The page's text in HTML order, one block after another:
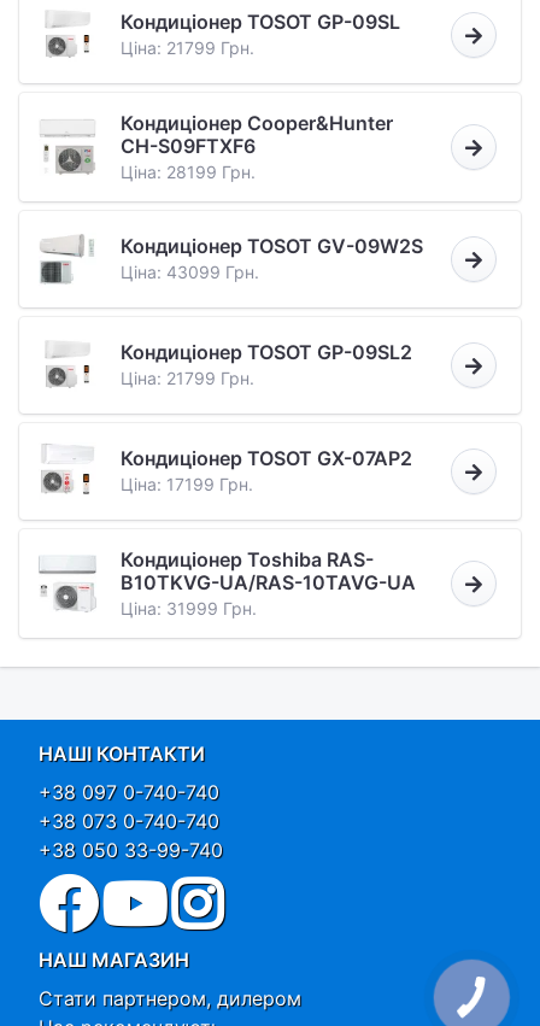
Кондиціонер TOSOT GP-09SL
Ціна: 21799 Грн.
Кондиціонер Cooper&Hunter
CH-S09FTXF6
Ціна: 28199 Грн.
Кондиціонер TOSOT GV-09W2S
Ціна: 43099 Грн.
Кондиціонер TOSOT GP-09SL2
Ціна: 21799 Грн.
Кондиціонер TOSOT GX-07AP2
Ціна: 17199 Грн.
Кондиціонер Toshiba RAS-
B10TKVG-UA/RAS-10TAVG-UA
Ціна: 31999 Грн.
НАШІ КОНТАКТИ
+38 097 0-740-740
+38 073 0-740-740
+38 050 33-99-740
НАШ МАГАЗИН
Стати партнером, дилером